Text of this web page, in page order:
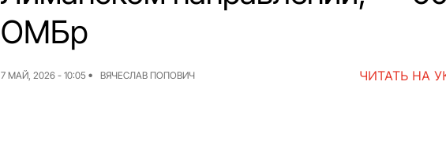
ОМБр
7 МАЙ, 2026 - 10:05 ВЯЧЕСЛАВ ПОПОВИЧ ЧИТАТЬ НА